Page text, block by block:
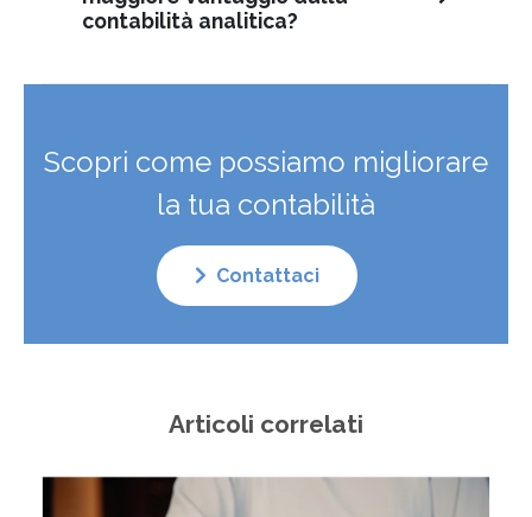
contabilità analitica?
Scopri come possiamo migliorare
la tua contabilità
Contattaci
Articoli correlati